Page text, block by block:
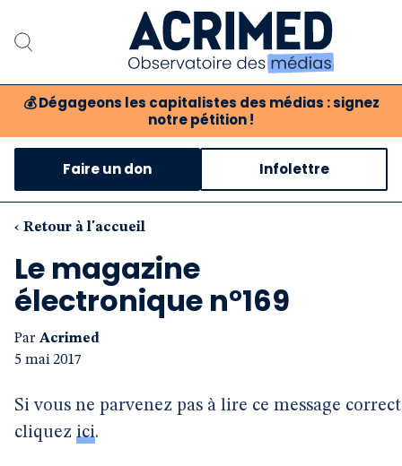
💰 Dégageons les capitalistes des médias : signez
notre pétition !
Notre association
Notre critique des médias
Notre revue
Boutique
Faire un don Infolettre
‹ Retour à l'accueil
Le magazine
électronique n°169
Par Acrimed
5 mai 2017
Si vous ne parvenez pas à lire ce message
cliquez ici.